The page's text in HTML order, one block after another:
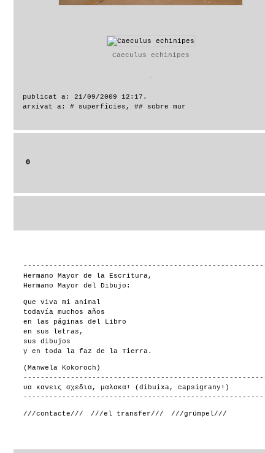
Caeculus echinipes
publicat a: 21/09/2009 12:17.
arxivat a: # superfícies , ## sobre mur
0
Hermano Mayor de la Escritura,
Hermano Mayor del Dibujo:
Que viva mi animal
todavía muchos años
en las páginas del Libro
en sus letras,
sus dibujos
y en toda la faz de la Tierra.
(Manwela Kokoroch)
υα κανεις σχεδια, μαλακα! (dibuixa, capsigrany!)
///contacte/// ///el transfer/// ///grümpel///